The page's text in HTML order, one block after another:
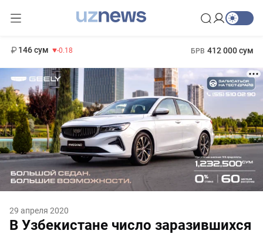
146 сум -0.18 БРВ 412 000 сум
29 апреля 2020
В Узбекистане число заразившихся